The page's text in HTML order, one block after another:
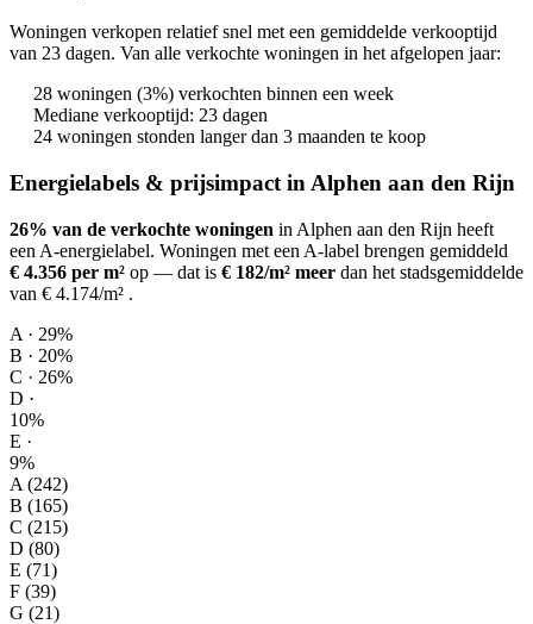
Woningen verkopen relatief snel met een gemiddelde verkooptijd
van 23 dagen. Van alle verkochte woningen in het afgelopen jaar:
28 woningen (3%) verkochten binnen een week
Mediane verkooptijd: 23 dagen
24 woningen stonden langer dan 3 maanden te koop
Energielabels & prijsimpact in Alphen aan den Rijn
26% van de verkochte woningen in Alphen aan den Rijn heeft
een A-energielabel. Woningen met een A-label brengen gemiddeld
€ 4.356 per m² op — dat is € 182/m² meer dan het stadsgemiddelde
van € 4.174/m² .
A · 29%
B · 20%
C · 26%
D ·
10%
E ·
9%
A (242)
B (165)
C (215)
D (80)
E (71)
F (39)
G (21)